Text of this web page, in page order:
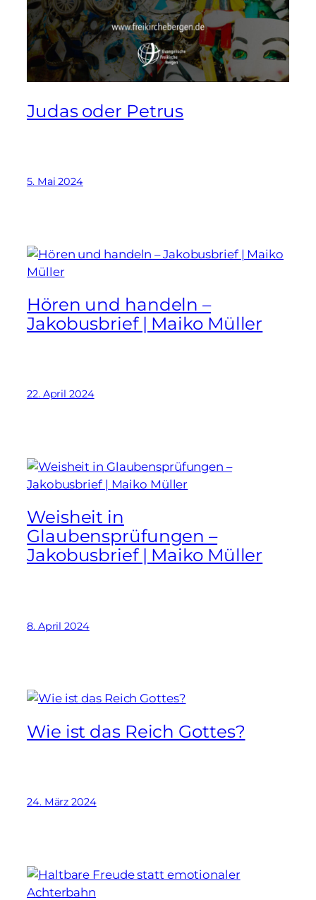
Judas oder Petrus
5. Mai 2024
Hören und handeln –
Jakobusbrief | Maiko Müller
22. April 2024
Weisheit in
Glaubensprüfungen –
Jakobusbrief | Maiko Müller
8. April 2024
Wie ist das Reich Gottes?
24. März 2024